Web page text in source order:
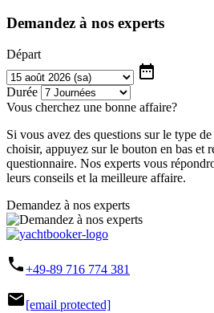
Demandez à nos experts
Départ
date_range
Durée
Vous cherchez une bonne affaire?
Si vous avez des questions sur le type
choisir, appuyez sur le bouton en bas et
questionnaire. Nos experts vous
leurs conseils et la meilleure affaire.
Demandez à nos experts
phone+49-89 716 774 381
mail[email protected]